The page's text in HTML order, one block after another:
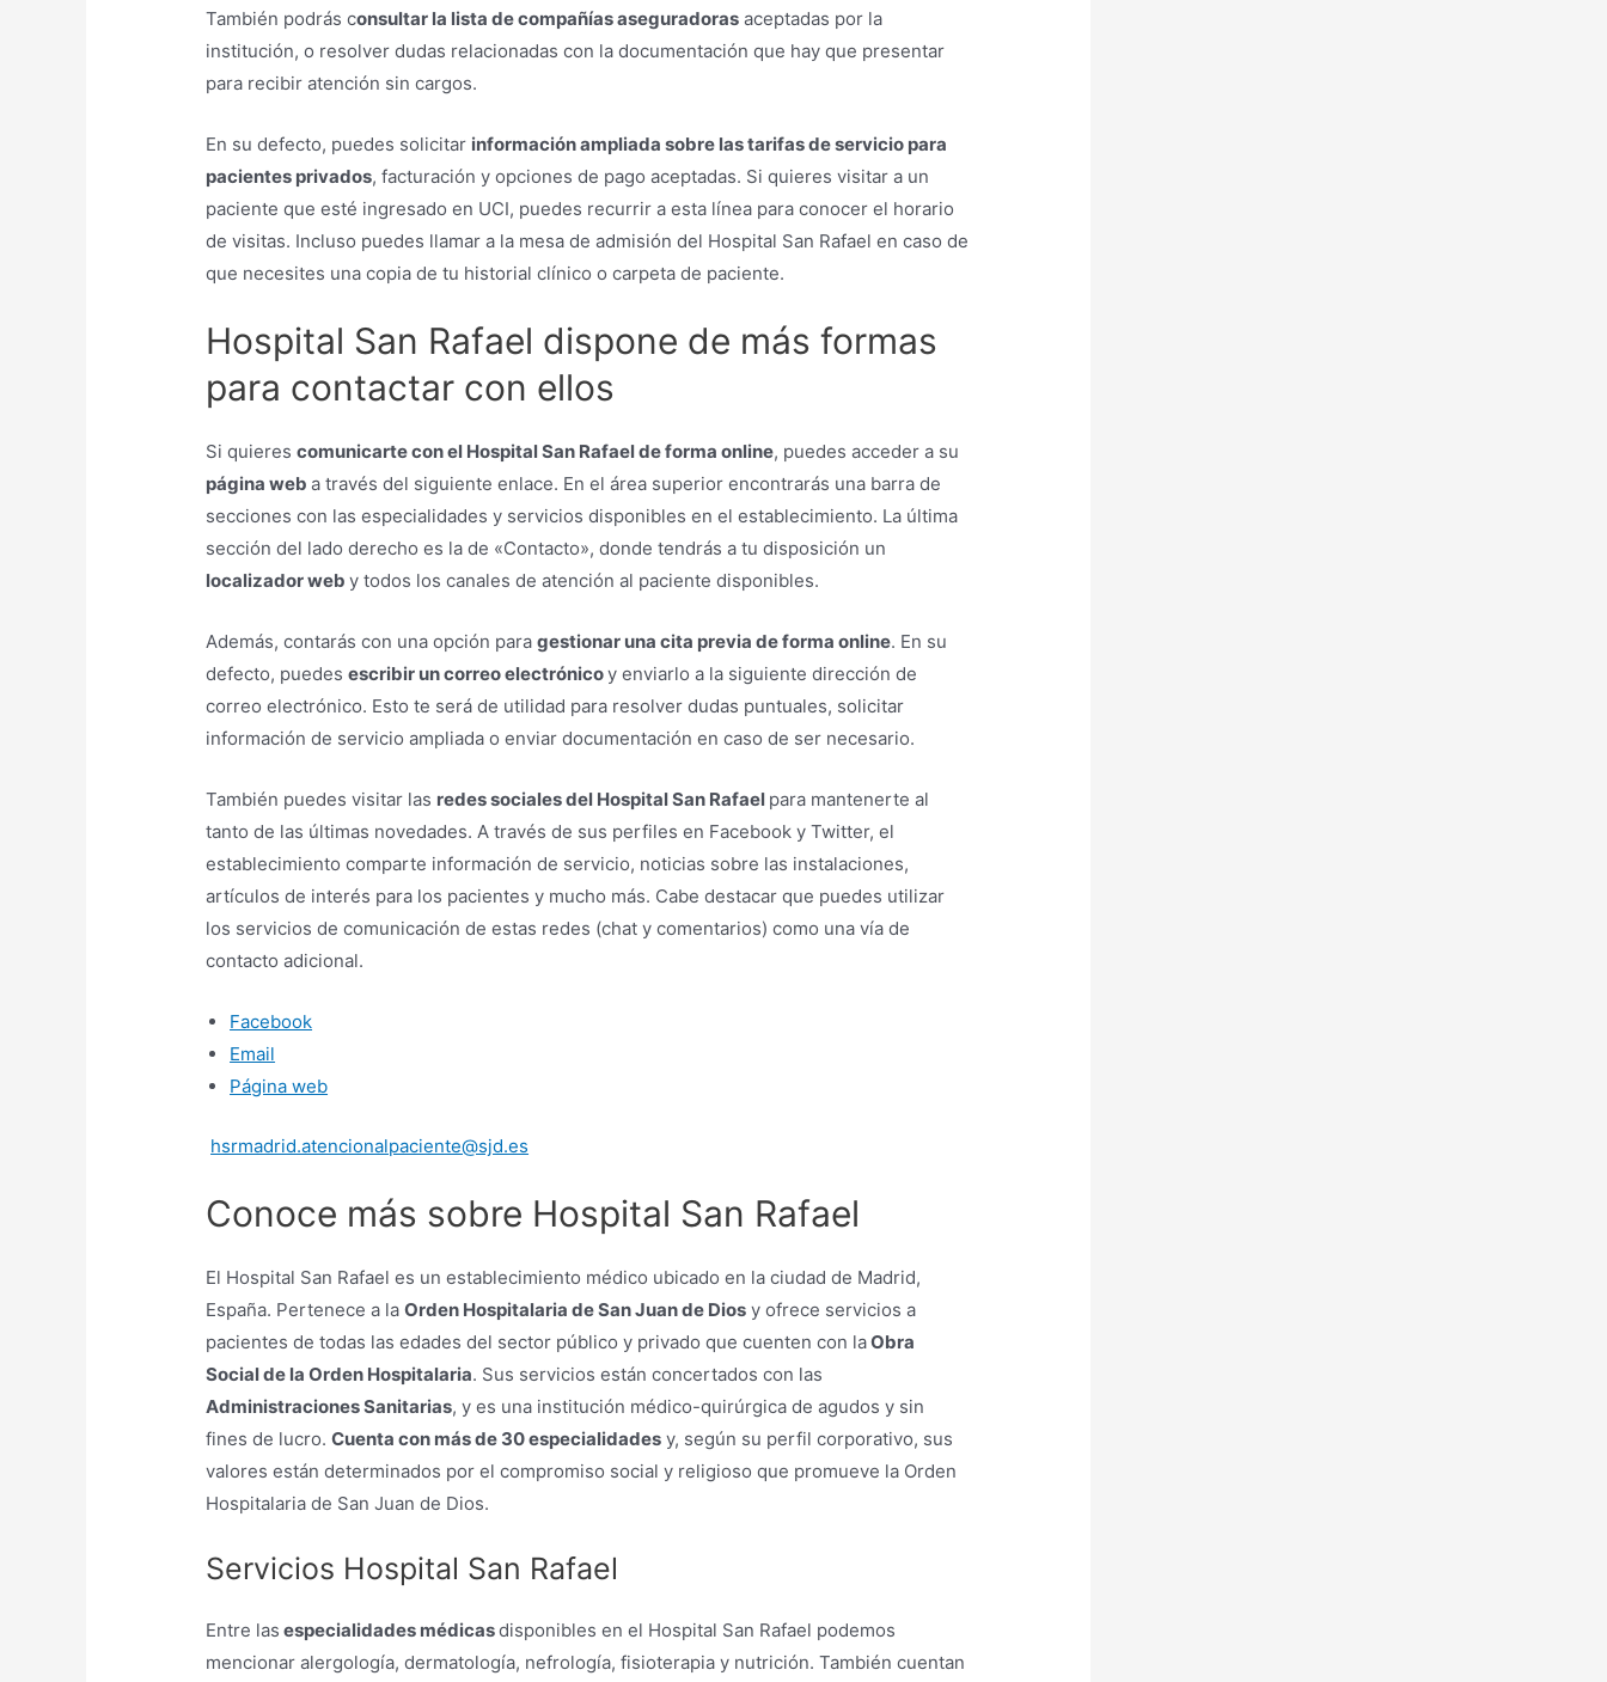
También podrás consultar la lista de compañías aseguradoras aceptadas por la
institución, o resolver dudas relacionadas con la documentación que hay que presentar
para recibir atención sin cargos.
En su defecto, puedes solicitar información ampliada sobre las tarifas de servicio para
pacientes privados, facturación y opciones de pago aceptadas. Si quieres visitar a un
paciente que esté ingresado en UCI, puedes recurrir a esta línea para conocer el horario
de visitas. Incluso puedes llamar a la mesa de admisión del Hospital San Rafael en caso de
que necesites una copia de tu historial clínico o carpeta de paciente.
Hospital San Rafael dispone de más formas
para contactar con ellos
Si quierescomunicarte con el Hospital San Rafael de forma online, puedes acceder a su
página weba través del siguiente enlace. En el área superior encontrarás una barra de
secciones con las especialidades y servicios disponibles en el establecimiento. La última
sección del lado derecho es la de «Contacto», donde tendrás a tu disposición un
localizador weby todos los canales de atención al paciente disponibles.
Además, contarás con una opción paragestionar una cita previa de forma online. En su
defecto, puedesescribir un correo electrónicoy enviarlo a la siguiente dirección de
correo electrónico. Esto te será de utilidad para resolver dudas puntuales, solicitar
información de servicio ampliada o enviar documentación en caso de ser necesario.
También puedes visitar las redes sociales del Hospital San Rafael para mantenerte al
tanto de las últimas novedades. A través de sus perfiles en Facebook y Twitter, el
establecimiento comparte información de servicio, noticias sobre las instalaciones,
artículos de interés para los pacientes y mucho más. Cabe destacar que puedes utilizar
los servicios de comunicación de estas redes (chat y comentarios) como una vía de
contacto adicional.
Facebook
Email
Página web
hsrmadrid.atencionalpaciente@sjd.es
Conoce más sobre Hospital San Rafael
El Hospital San Rafael es un establecimiento médico ubicado en la ciudad de Madrid,
España. Pertenece a laOrden Hospitalaria de San Juan de Dios y ofrece servicios a
pacientes de todas las edades del sector público y privado que cuenten con laObra
Social de la Orden Hospitalaria. Sus servicios están concertados con las
Administraciones Sanitarias, y es una institución médico-quirúrgica de agudos y sin
fines de lucro.Cuenta con más de 30 especialidades y, según su perfil corporativo, sus
valores están determinados por el compromiso social y religioso que promueve la Orden
Hospitalaria de San Juan de Dios.
Servicios Hospital San Rafael
Entre las especialidades médicasdisponibles en el Hospital San Rafael podemos
mencionar alergología, dermatología, nefrología, fisioterapia y nutrición. También cuentan